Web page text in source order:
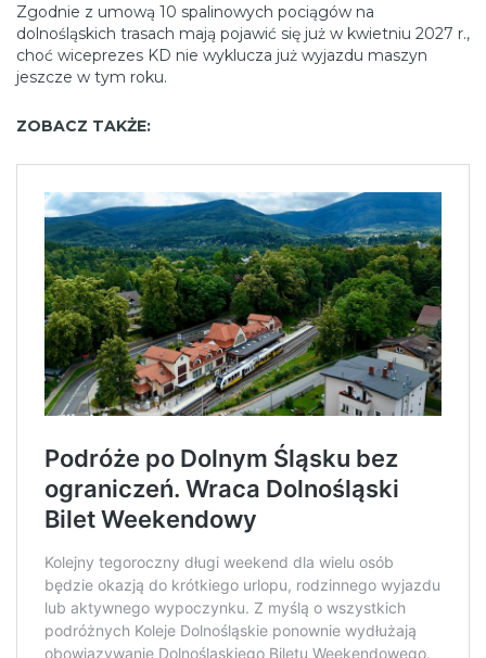
Zgodnie z umową 10 spalinowych pociągów na
dolnośląskich trasach mają pojawić się już w kwietniu 2027 r.,
choć wiceprezes KD nie wyklucza już wyjazdu maszyn
jeszcze w tym roku.
ZOBACZ TAKŻE: